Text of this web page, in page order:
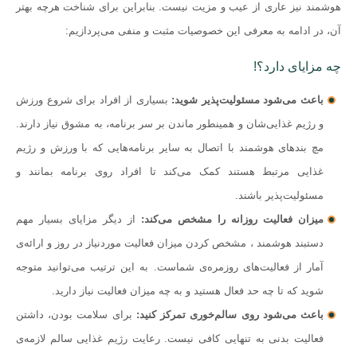
هوشمند نیز عاری از عیب و مزیت نیست. بنابراین برای شناخت هرچه بهتر
آن، در ادامه به معرفی این خصوصیات مثبت و منفی می‌پردازیم:
چه مزایای دارد؟!
باعث می‌شود مسئولیت‌پذیر شوید: بسیاری از افراد برای شروع ورزش
و رژیم غذایی‌شان و همینطور ماندن بر سر برنامه، به مشوق نیاز دارند.
مچ بندهای هوشمند با اتصال به سایر برنامه‌هایی که با ورزش و رژیم
غذایی مرتبط هستند کمک می‌کند تا افراد روی برنامه بمانند و
مسئولیت‌پذیر باشند.
میزان فعالیت روزانه را مشخص می‌کند: از دیگر مزایای بسیار مهم
دستبند هوشمند ، مشخص کردن میزان فعالیت موردنیاز در روز و ارائه‌ی
آمار از فعالیت‌های روزمره‌ی شماست. به این ترتیب می‌توانید متوجه
شوید که تا چه حد فعال هستید و به چه میزان فعالیت نیاز دارید.
باعث می‌شود روی سالم‌خوری تمرکز کنید: برای سلامت بودن، داشتن
فعالیت بدنی به تنهایی کافی نیست. رعایت رژیم غذایی سالم لازمه‌ی